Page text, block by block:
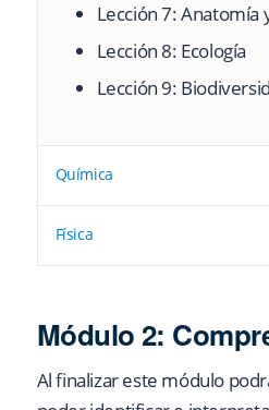
Lección 7:Anatomía
Lección 8: Ecología
Lección 9:
Química
Física
Módulo 2:
Al finalizar este módulo